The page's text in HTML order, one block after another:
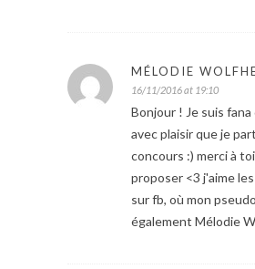
MÉLODIE
16/11/2016 at 19:10
Bonjour ! Je suis fana
avec plaisir que je
concours :) merci à
proposer <3 j'aime
sur fb, où mon
également Mélodie